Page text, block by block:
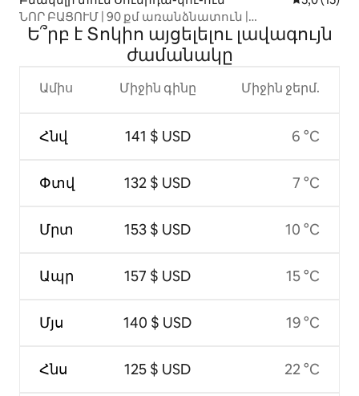
ՆՈՐ ԲԱՑՈՒՄ | 90 քմ առանձնատուն |
Ասակուսայից 9 րոպե | Անվճար
ավտոկայանատեղի | Սկայթրի կայարանից 2
կայարան, 6 րոպե | Կարող է մնալ 8 հոգի
Ե՞րբ է Տոկիո այցելելու լավագույն
ժամանակը
Ամիս
Հնվ
Փտվ
Մրտ
Ապր
Մյս
Հնս
Միջին գինը
141 $ USD
132 $ USD
153 $ USD
157 $ USD
140 $ USD
125 $ USD
Միջին ջերմ.
6 °C
7 °C
10 °C
15 °C
19 °C
22 °C